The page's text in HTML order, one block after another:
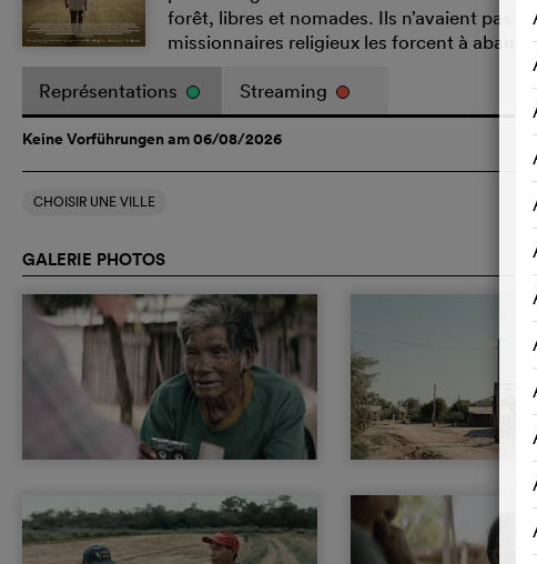
forêt, libres et nomades. Ils n’avaient pas
missionnaires religieux les forcent à
Représentations Streaming
Keine Vorführungen am 06/08/2026
CHOISIR UNE VILLE
GALERIE PHOTOS